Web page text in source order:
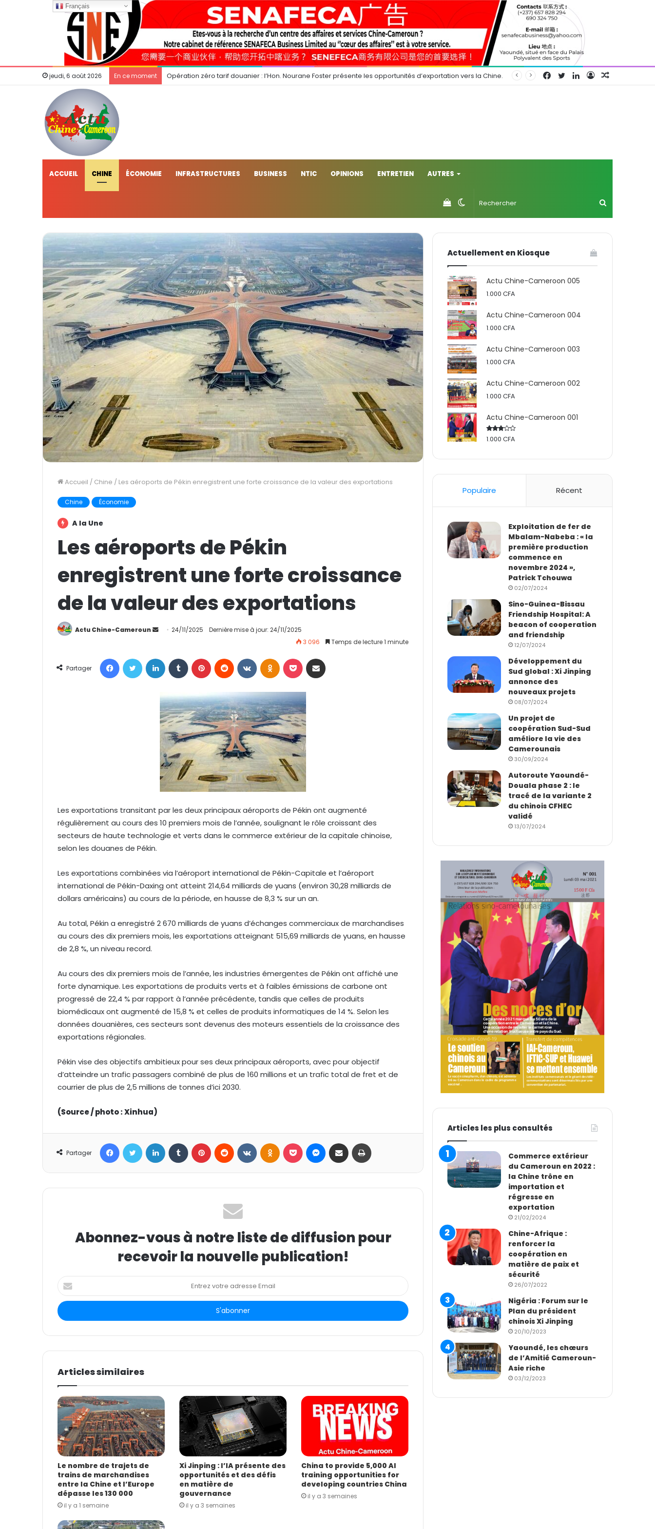
jeudi, 6 août 2026 En ce moment Opération zéro tarif douanier : l’Hon. Nourane Foster présente les opportunités d’exportation vers la Chine. Connexion
Linkedin
Twitter
Facebook
ACCUEIL CHINE ÉCONOMIE INFRASTRUCTURES BUSINESS NTIC OPINIONS ENTRETIEN AUTRES
Switch
skin
Voir
votre
Accueil / Chine / Les aéroports de Pékin enregistrent une forte croissance de la valeur des exportations
Chine Économie
A la Une
Les aéroports de Pékin
enregistrent une forte croissance
de la valeur des exportations
Actu Chine-Cameroun
y
r
u
n
c
u
r
r
l
24/11/2025
Dernière mise à jour: 24/11/2025
3 096
Temps de lecture 1 minute
Partager
Les exportations transitant par les deux principaux aéroports de Pékin ont augmenté
régulièrement au cours des 10 premiers mois de l’année, soulignant le rôle croissant des
secteurs de haute technologie et verts dans le commerce extérieur de la capitale chinoise,
selon les douanes de Pékin.
Les exportations combinées via l’aéroport international de Pékin-Capitale et l’aéroport
international de Pékin-Daxing ont atteint 214,64 milliards de yuans (environ 30,28 milliards de
dollars américains) au cours de la période, en hausse de 8,3 % sur un an.
Au total, Pékin a enregistré 2 670 milliards de yuans d’échanges commerciaux de marchandises
au cours des dix premiers mois, les exportations atteignant 515,69 milliards de yuans, en hausse
de 2,8 %, un niveau record.
Au cours des dix premiers mois de l’année, les industries émergentes de Pékin ont affiché une
forte dynamique. Les exportations de produits verts et à faibles émissions de carbone ont
progressé de 22,4 % par rapport à l’année précédente, tandis que celles de produits
biomédicaux ont augmenté de 15,8 % et celles de produits informatiques de 14 %. Selon les
données douanières, ces secteurs sont devenus des moteurs essentiels de la croissance des
exportations régionales.
Pékin vise des objectifs ambitieux pour ses deux principaux aéroports, avec pour objectif
d’atteindre un trafic passagers combiné de plus de 160 millions et un trafic total de fret et de
courrier de plus de 2,5 millions de tonnes d’ici 2030.
(Source / photo : Xinhua)
Partager
Abonnez-vous à notre liste de diffusion pour
recevoir la nouvelle publication!
E
n
r
e
o
r
e
d
r
s
s
e
E
m
a
i
l
Articles similaires
Le nombre de trajets de
trains de marchandises
entre la Chine et l’Europe
dépasse les 130 000
il y a 1 semaine
Xi Jinping : l’IA présente des
opportunités et des défis
en matière de
gouvernance
il y a 3 semaines
China to provide 5,000 AI
training opportunities for
developing countries China
il y a 3 semaines
Actuellement en Kiosque
Actu Chine-Cameroon 005
1.000CFA
Actu Chine-Cameroon 004
1.000CFA
Actu Chine-Cameroon 003
1.000CFA
Actu Chine-Cameroon 002
1.000CFA
Actu Chine-Cameroon 001
Rated
1.000CFA
Populaire Récent
Exploitation de fer de
Mbalam-Nabeba : « la
première production
commence en
novembre 2024 »,
Patrick Tchouwa
02/07/2024
Sino-Guinea-Bissau
Friendship Hospital: A
beacon of cooperation
and friendship
12/07/2024
Développement du
Sud global : Xi Jinping
annonce des
nouveaux projets
08/07/2024
Un projet de
coopération Sud-Sud
améliore la vie des
Camerounais
30/09/2024
Autoroute Yaoundé-
Douala phase 2 : le
tracé de la variante 2
du chinois CFHEC
validé
13/07/2024
Articles les plus consultés
Commerce extérieur
du Cameroun en 2022 :
la Chine trône en
importation et
régresse en
exportation
21/02/2024
Chine-Afrique :
renforcer la
coopération en
matière de paix et
sécurité
26/07/2022
Nigéria : Forum sur le
Plan du président
chinois Xi Jinping
20/10/2023
Yaoundé, les chœurs
de l’Amitié Cameroun-
Asie riche
03/12/2023
Français